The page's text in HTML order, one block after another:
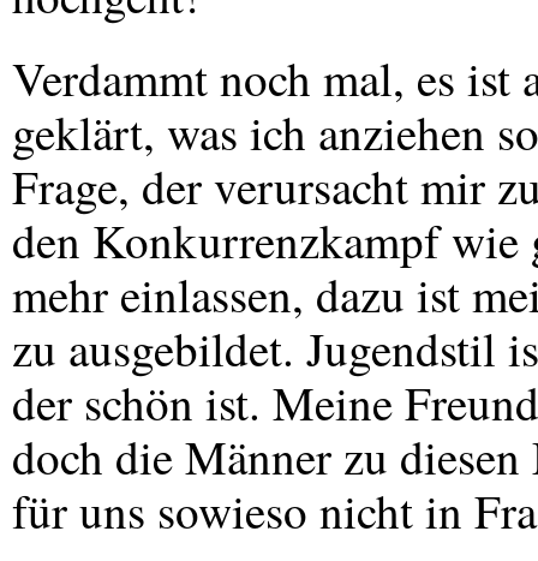
Verdammt noch mal, es
geklärt, was ich anziehen
Frage, der verursacht mir
den Konkurrenzkampf wie
mehr einlassen, dazu ist
zu ausgebildet. Jugendstil
der schön ist. Meine
doch die Männer zu
für uns sowieso nicht in